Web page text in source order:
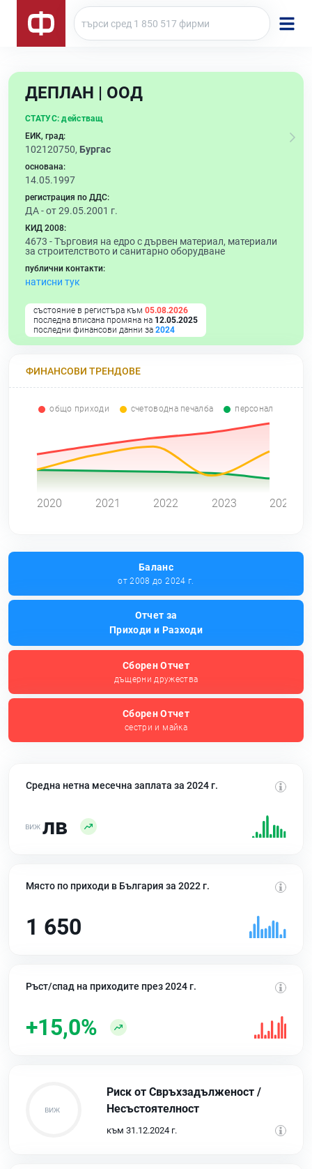
ДЕПЛАН | ООД
СТАТУС: действащ
ЕИК, град:
102120750, Бургас
основана:
14.05.1997
регистрация по ДДС:
ДА - от 29.05.2001 г.
КИД 2008:
4673 -Търговия на едро с дървен материал, материали
за строителството и санитарно оборудване
публични контакти:
натисни тук
състояние в регистъра към 05.08.2026
последна вписана промяна на 12.05.2025
последни финансови данни за 2024
ФИНАНСОВИ ТРЕНДОВЕ
общо приходи счетоводна печалба персонал
2020 2021 2022 2023 2024
Баланс
от 2008 до 2024 г.
Отчет за
Приходи и Разходи
Сборен Отчет
дъщерни дружества
Сборен Отчет
сестри и майка
Средна нетна месечна заплата за 2024 г.
лв
Място по приходи в България за 2022 г.
1 650
Ръст/спад на приходите през 2024 г.
+15,0%
Риск от Свръхзадълженост /
Несъстоятелност
към 31.12.2024 г.